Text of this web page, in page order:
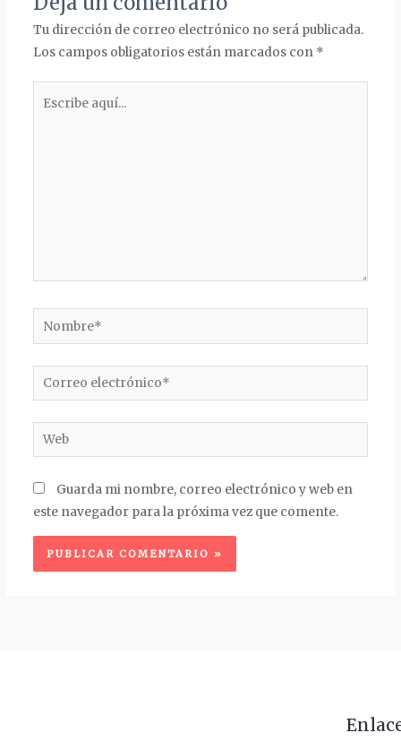
Tu dirección de correo electrónico no será publicada.
Los campos obligatorios están marcados con *
Nombre*
Correo
electrónico*
Web
Guarda mi nombre, correo electrónico y web en
este navegador para la próxima vez que comente.